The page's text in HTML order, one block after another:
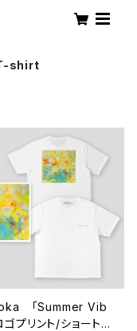
shirt
「Summer Vib
ゴプリント/ショートス